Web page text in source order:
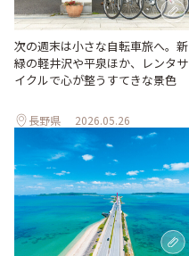
次の週末は小さな自転車旅へ。新
緑の軽井沢や平泉ほか、レンタサ
イクルで心が整うすてきな景色
長野県 2026.05.26